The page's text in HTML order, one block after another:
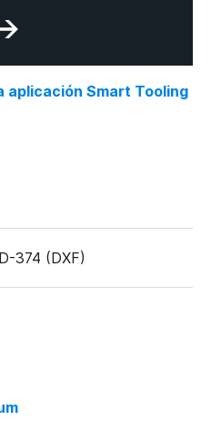
aplicación Smart Tooling
374 (DXF)